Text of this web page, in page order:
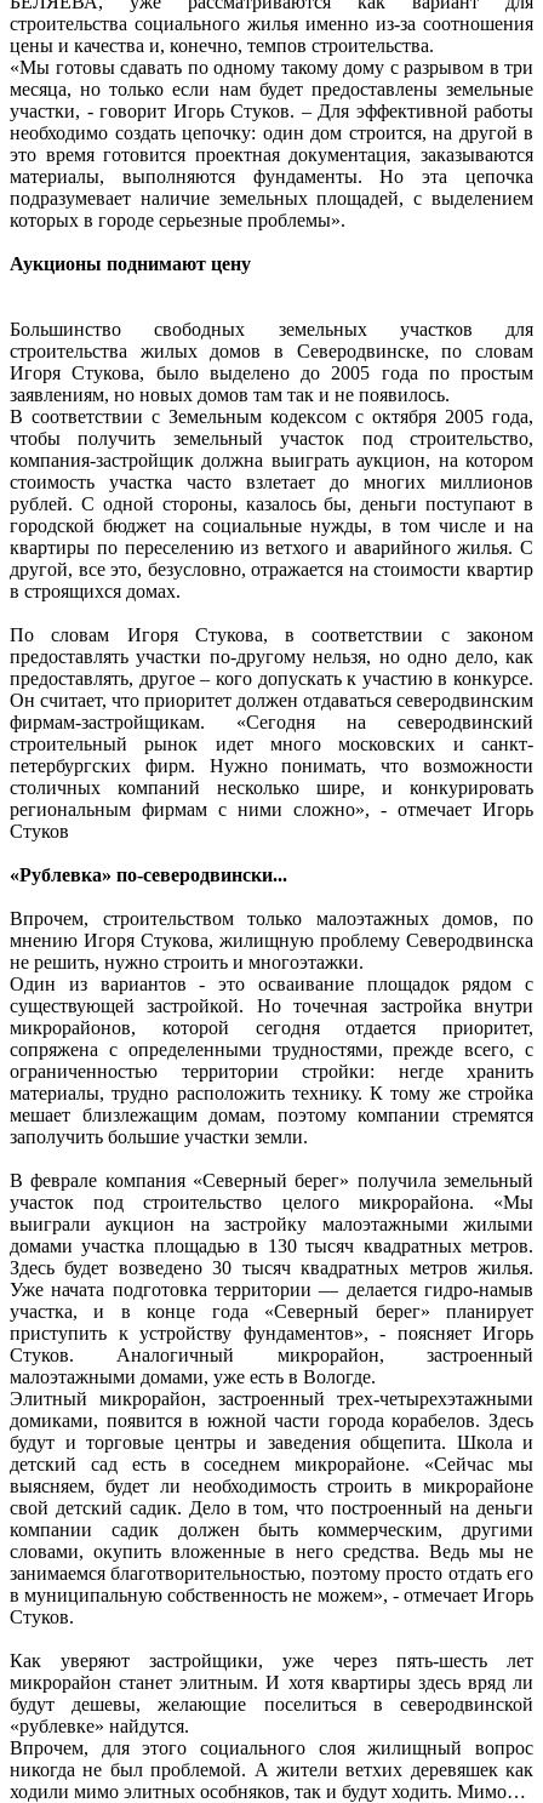
строительства социального жилья именно из-за соотношения
цены и качества и, конечно, темпов строительства.
«Мы готовы сдавать по одному такому дому с разрывом в три
месяца, но только если нам будет предоставлены земельные
участки, - говорит Игорь Стуков. – Для эффективной работы
необходимо создать цепочку: один дом строится, на другой в
это время готовится проектная документация, заказываются
материалы, выполняются фундаменты. Но эта цепочка
подразумевает наличие земельных площадей, с выделением
которых в городе серьезные проблемы».
Аукционы поднимают цену
Большинство свободных земельных участков для
строительства жилых домов в Северодвинске, по словам
Игоря Стукова, было выделено до 2005 года по простым
заявлениям, но новых домов там так и не появилось.
В соответствии с Земельным кодексом с октября 2005 года,
чтобы получить земельный участок под строительство,
компания-застройщик должна выиграть аукцион, на котором
стоимость участка часто взлетает до многих миллионов
рублей. С одной стороны, казалось бы, деньги поступают в
городской бюджет на социальные нужды, в том числе и на
квартиры по переселению из ветхого и аварийного жилья. С
другой, все это, безусловно, отражается на стоимости квартир
в строящихся домах.
По словам Игоря Стукова, в соответствии с законом
предоставлять участки по-другому нельзя, но одно дело, как
предоставлять, другое – кого допускать к участию в конкурсе.
Он считает, что приоритет должен отдаваться северодвинским
фирмам-застройщикам. «Сегодня на северодвинский
строительный рынок идет много московских и санкт-
петербургских фирм. Нужно понимать, что возможности
столичных компаний несколько шире, и конкурировать
региональным фирмам с ними сложно», - отмечает Игорь
Стуков
«Рублевка» по-северодвински...
Впрочем, строительством только малоэтажных домов, по
мнению Игоря Стукова, жилищную проблему Северодвинска
не решить, нужно строить и многоэтажки.
Один из вариантов - это осваивание площадок рядом с
существующей застройкой. Но точечная застройка внутри
микрорайонов, которой сегодня отдается приоритет,
сопряжена с определенными трудностями, прежде всего, с
ограниченностью территории стройки: негде хранить
материалы, трудно расположить технику. К тому же стройка
мешает близлежащим домам, поэтому компании стремятся
заполучить большие участки земли.
В феврале компания «Северный берег» получила земельный
участок под строительство целого микрорайона. «Мы
выиграли аукцион на застройку малоэтажными жилыми
домами участка площадью в 130 тысяч квадратных метров.
Здесь будет возведено 30 тысяч квадратных метров жилья.
Уже начата подготовка территории — делается гидро-намыв
участка, и в конце года «Северный берег» планирует
приступить к устройству фундаментов», - поясняет Игорь
Стуков. Аналогичный микрорайон, застроенный
малоэтажными домами, уже есть в Вологде.
Элитный микрорайон, застроенный трех-четырехэтажными
домиками, появится в южной части города корабелов. Здесь
будут и торговые центры и заведения общепита. Школа и
детский сад есть в соседнем микрорайоне. «Сейчас мы
выясняем, будет ли необходимость строить в микрорайоне
свой детский садик. Дело в том, что построенный на деньги
компании садик должен быть коммерческим, другими
словами, окупить вложенные в него средства. Ведь мы не
занимаемся благотворительностью, поэтому просто отдать его
в муниципальную собственность не можем», - отмечает Игорь
Стуков.
Как уверяют застройщики, уже через пять-шесть лет
микрорайон станет элитным. И хотя квартиры здесь вряд ли
будут дешевы, желающие поселиться в северодвинской
«рублевке» найдутся.
Впрочем, для этого социального слоя жилищный вопрос
никогда не был проблемой. А жители ветхих деревяшек как
ходили мимо элитных особняков, так и будут ходить. Мимо…